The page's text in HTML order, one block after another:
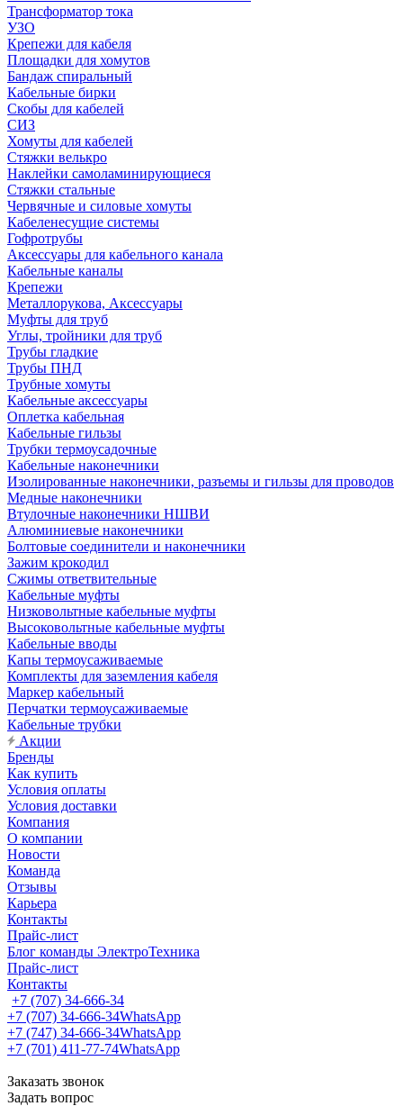
Трансформатор тока
УЗО
Крепежи для кабеля
Площадки для хомутов
Бандаж спиральный
Кабельные бирки
Cкобы для кабелей
СИЗ
Хомуты для кабелей
Стяжки велькро
Наклейки самоламинирующиеся
Стяжки стальные
Червячные и силовые хомуты
Кабеленесущие системы
Гофротрубы
Аксессуары для кабельного канала
Кабельные каналы
Крепежи
Металлорукова, Аксессуары
Муфты для труб
Углы, тройники для труб
Трубы гладкие
Трубы ПНД
Трубные хомуты
Кабельные аксессуары
Оплетка кабельная
Кабельные гильзы
Трубки термоусадочные
Кабельные наконечники
Изолированные наконечники, разъемы и гильзы для проводов
Медные наконечники
Втулочные наконечники НШВИ
Алюминиевые наконечники
Болтовые соединители и наконечники
Зажим крокодил
Сжимы ответвительные
Кабельные муфты
Низковольтные кабельные муфты
Высоковольтные кабельные муфты
Кабельные вводы
Капы термоусаживаемые
Комплекты для заземления кабеля
Маркер кабельный
Перчатки термоусаживаемые
Кабельные трубки
Акции
Бренды
Как купить
Условия оплаты
Условия доставки
Компания
О компании
Новости
Команда
Отзывы
Карьера
Контакты
Прайс-лист
Блог команды ЭлектроТехника
Прайс-лист
Контакты
+7 (707) 34-666-34
+7 (707) 34-666-34WhatsApp
+7 (747) 34-666-34WhatsApp
+7 (701) 411-77-74WhatsApp
Заказать звонок
Задать вопрос